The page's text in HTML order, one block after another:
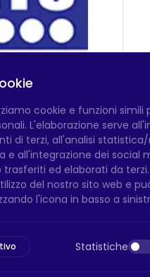
cookie e funzioni simili
L'elaborazione serve
di terzi, all'analisi
e all'integrazione dei social
ed elaborati da
del nostro sito web e
l'icona in basso a
Statistiche